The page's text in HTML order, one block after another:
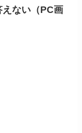
えない（PC画